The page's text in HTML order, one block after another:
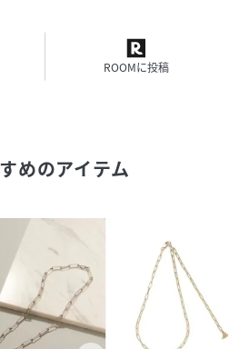
場合もございます。予めご了承くだ
ィース
ステンレス
ROOMに投稿
めのアイテム